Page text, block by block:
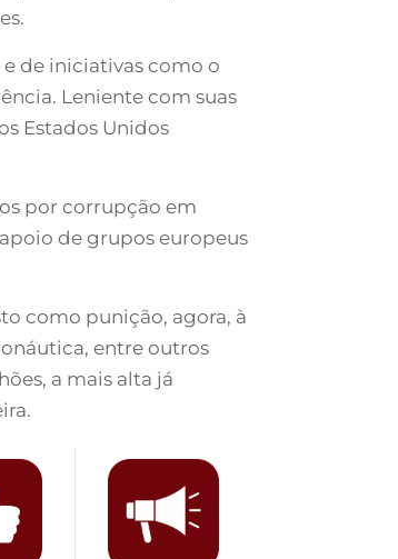
de iniciativas como o
Leniente com suas
Estados Unidos
por corrupção em
de grupos europeus
como punição, agora, à
entre outros
a mais alta já